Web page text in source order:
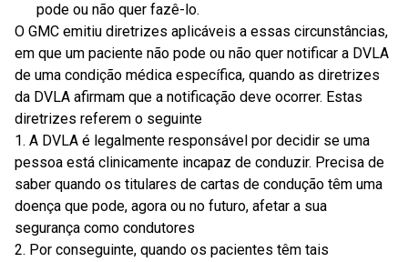
pode ou não quer fazê-lo.
O GMC emitiu diretrizes aplicáveis a essas circunstâncias,
em que um paciente não pode ou não quer notificar a DVLA
de uma condição médica específica, quando as diretrizes
da DVLA afirmam que a notificação deve ocorrer. Estas
diretrizes referem o seguinte
1. A DVLA é legalmente responsável por decidir se uma
pessoa está clinicamente incapaz de conduzir. Precisa de
saber quando os titulares de cartas de condução têm uma
doença que pode, agora ou no futuro, afetar a sua
segurança como condutores
2. Por conseguinte, quando os pacientes têm tais